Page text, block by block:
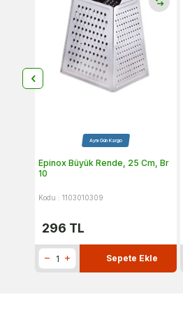
Aynı Gün Kargo
Epinox Büyük Rende, 25 Cm, Br
10
Kodu : 1103010309
296 TL
Sepete Ekle